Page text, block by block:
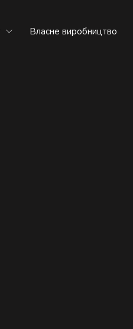
Власне виробництво